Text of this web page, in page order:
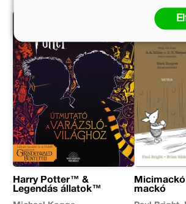
Harry Potter™ &
Legendás állatok™
mackó